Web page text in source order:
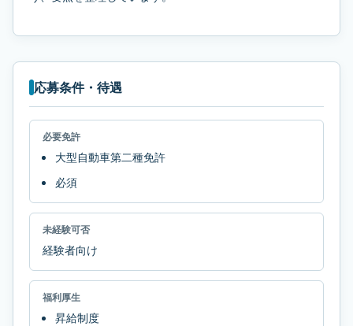
応募条件・待遇
必要免許
大型自動車第二種免許
必須
未経験可否
経験者向け
福利厚生
昇給制度